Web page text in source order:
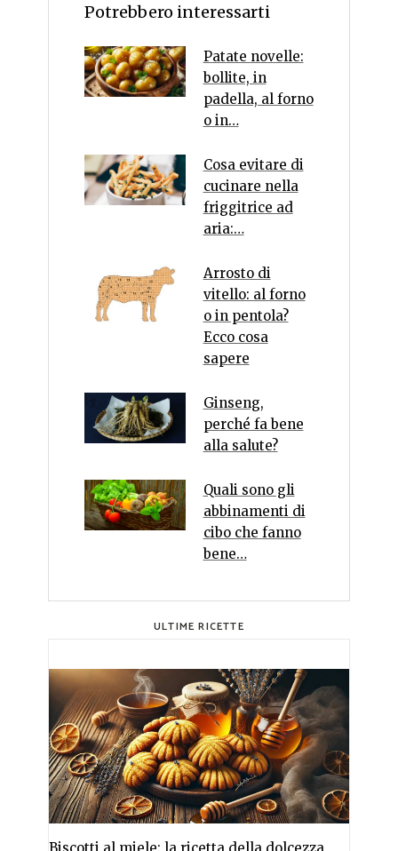
Potrebbero interessarti
Patate novelle:
bollite, in
padella, al forno
o in…
Cosa evitare di
cucinare nella
friggitrice ad
aria:…
Arrosto di
vitello: al forno
o in pentola?
Ecco cosa
sapere
Ginseng,
perché fa bene
alla salute?
Quali sono gli
abbinamenti di
cibo che fanno
bene…
ULTIME RICETTE